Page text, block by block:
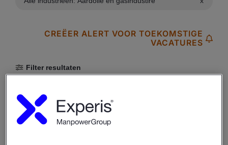
Filter resultaten
CREËER ALERT VOOR TOEKOMSTIGE
VACATURES
31/07/2026
Experis